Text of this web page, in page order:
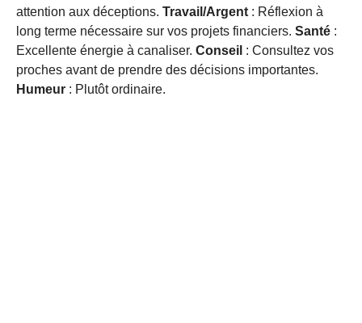
attention aux déceptions. Travail/Argent : Réflexion à
long terme nécessaire sur vos projets financiers. Santé :
Excellente énergie à canaliser. Conseil : Consultez vos
proches avant de prendre des décisions importantes.
Humeur : Plutôt ordinaire.